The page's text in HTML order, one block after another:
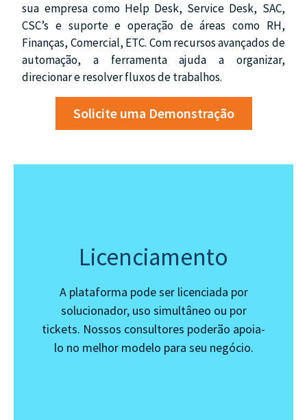
sua empresa como Help Desk, Service Desk, SAC,
CSC’s e suporte e operação de áreas como RH,
Finanças, Comercial, ETC. Com recursos avançados de
automação, a ferramenta ajuda a organizar,
direcionar e resolver fluxos de trabalhos.
Solicite uma Demonstração
Licenciamento
A plataforma pode ser licenciada por
solucionador, uso simultâneo ou por
tickets. Nossos consultores poderão apoia-
lo no melhor modelo para seu negócio.